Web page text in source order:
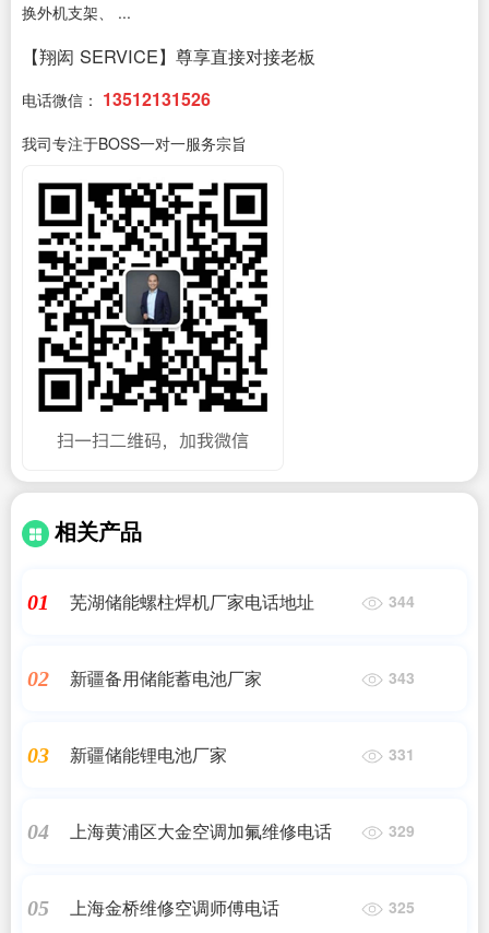
换外机支架、 ...
【翔闳 SERVICE】尊享直接对接老板
电话微信： 13512131526
我司专注于BOSS一对一服务宗旨
相关产品
01 芜湖储能螺柱焊机厂家电话地址 344
02 新疆备用储能蓄电池厂家 343
03 新疆储能锂电池厂家 331
04 上海黄浦区大金空调加氟维修电话 329
05 上海金桥维修空调师傅电话 325